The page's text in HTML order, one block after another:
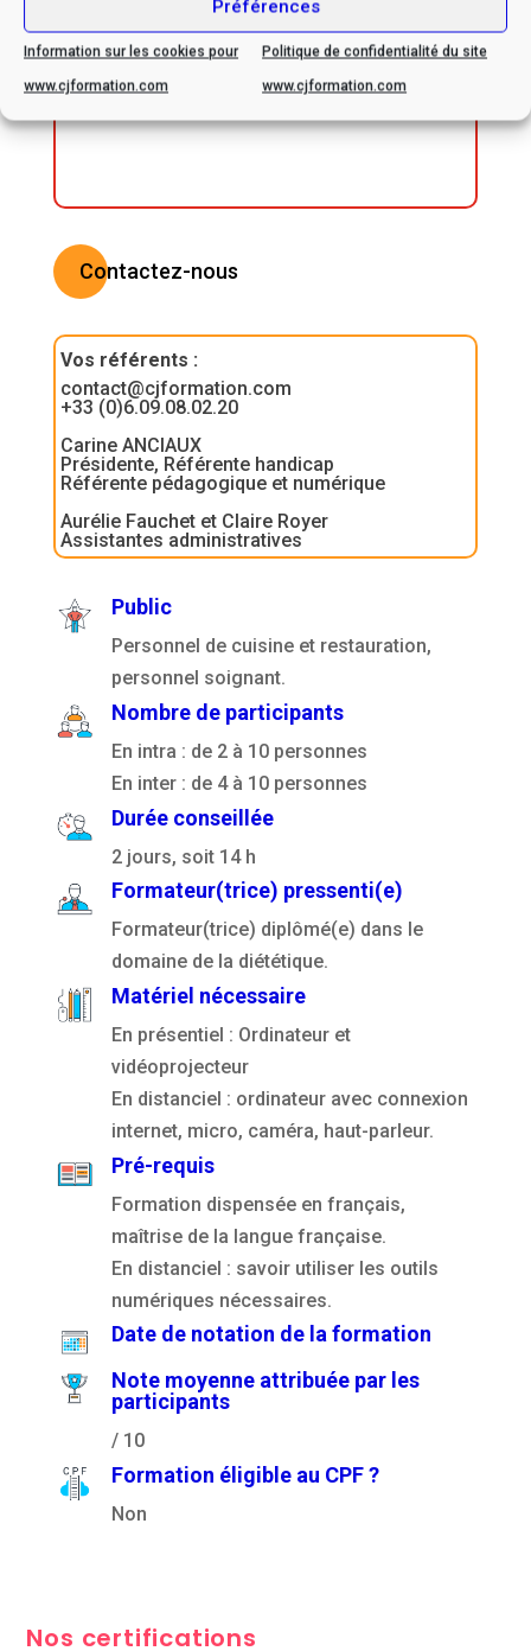
Préférences
Information sur les cookies pour
www.cjformation.com
Politique de confidentialité du site
www.cjformation.com
contacter afin d’envisager
ensemble les possibilités
d’adaptation
Contactez-nous
Vos référents :
contact@cjformation.com
+33 (0)6.09.08.02.20
Carine ANCIAUX
Présidente, Référente handicap
Référente pédagogique et numérique
Aurélie Fauchet et Claire Royer
Assistantes administratives
Public
Personnel de cuisine et restauration,
personnel soignant.
Nombre de participants
En intra : de 2 à 10 personnes
En inter : de 4 à 10 personnes
Durée conseillée
2 jours, soit 14 h
Formateur(trice) pressenti(e)
Formateur(trice) diplômé(e) dans le
domaine de la diététique.
Matériel nécessaire
En présentiel : Ordinateur et
vidéoprojecteur
En distanciel : ordinateur avec connexion
internet, micro, caméra, haut-parleur.
Pré-requis
Formation dispensée en français,
maîtrise de la langue française.
En distanciel : savoir utiliser les outils
numériques nécessaires.
Date de notation de la formation
Note moyenne attribuée par les
participants
/ 10
Formation éligible au CPF ?
Non
Nos certifications